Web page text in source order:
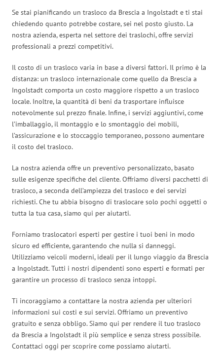
Se stai pianificando un trasloco da Brescia a Ingolstadt e ti stai
chiedendo quanto potrebbe costare, sei nel posto giusto. La
nostra azienda, esperta nel settore dei traslochi, offre servizi
professionali a prezzi competitivi.
Il costo di un trasloco varia in base a diversi fattori. Il primo è la
distanza: un trasloco internazionale come quello da Brescia a
Ingolstadt comporta un costo maggiore rispetto a un trasloco
locale. Inoltre, la quantità di beni da trasportare influisce
notevolmente sul prezzo finale. Infine, i servizi aggiuntivi, come
l’imballaggio, il montaggio e lo smontaggio dei mobili,
l’assicurazione e lo stoccaggio temporaneo, possono aumentare
il costo del trasloco.
La nostra azienda offre un preventivo personalizzato, basato
sulle esigenze specifiche del cliente. Offriamo diversi pacchetti di
trasloco, a seconda dell’ampiezza del trasloco e dei servizi
richiesti. Che tu abbia bisogno di traslocare solo pochi oggetti o
tutta la tua casa, siamo qui per aiutarti.
Forniamo traslocatori esperti per gestire i tuoi beni in modo
sicuro ed efficiente, garantendo che nulla si danneggi.
Utilizziamo veicoli moderni, ideali per il lungo viaggio da Brescia
a Ingolstadt. Tutti i nostri dipendenti sono esperti e formati per
garantire un processo di trasloco senza intoppi.
Ti incoraggiamo a contattare la nostra azienda per ulteriori
informazioni sui costi e sui servizi. Offriamo un preventivo
gratuito e senza obbligo. Siamo qui per rendere il tuo trasloco
da Brescia a Ingolstadt il più semplice e senza stress possibile.
Contattaci oggi per scoprire come possiamo aiutarti.